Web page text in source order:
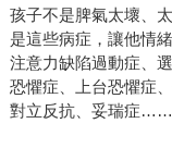
孩子不是脾氣太壞、太
是這些病症，讓他情
注意力缺陷過動症、
恐懼症、上台恐懼症
對立反抗、妥瑞症……